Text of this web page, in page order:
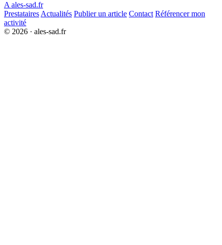
A ales-sad.fr
Prestataires Actualités Publier un article Contact Référencer mon
activité
© 2026 · ales-sad.fr